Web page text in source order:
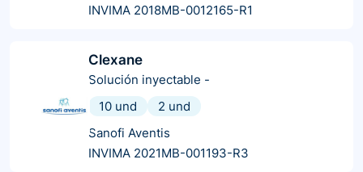
INVIMA 2018MB-0012165-R1
Clexane
Solución inyectable -
10 und
2 und
Sanofi Aventis
INVIMA 2021MB-001193-R3